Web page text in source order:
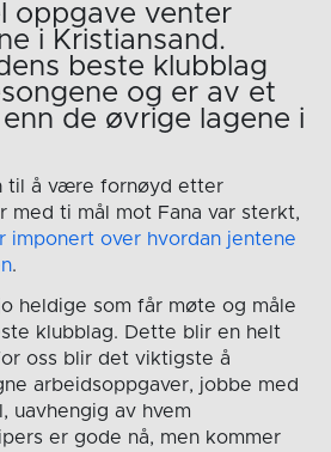
oppgave venter
i Kristiansand.
beste klubblag
og er av et
de øvrige lagene i
til å være fornøyd etter
med ti mål mot Fana var sterkt,
imponert over hvordan jentene
.
heldige som får møte og måle
klubblag. Dette blir en helt
oss blir det viktigste å
arbeidsoppgaver, jobbe med
uavhengig av hvem
er gode nå, men kommer